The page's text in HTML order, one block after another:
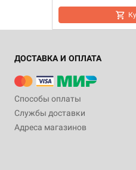
ДОСТАВКА И ОПЛАТА
Способы оплаты
Службы доставки
Адреса магазинов